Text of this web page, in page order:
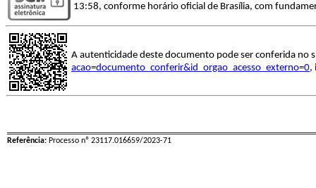
13:58, conforme horário oficial de Brasília, com
A autenticidade deste documento pode ser conferida no
acao=documento_conferir&id_orgao_acesso_externo=0,
Referência: Processo nº 23117.016659/2023-71